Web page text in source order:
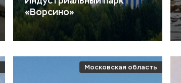
«Ворсино»
Московская область